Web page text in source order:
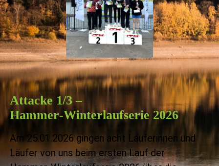
Attacke 1/3 –
Hammer‑Winterlaufserie 2026
Am 25.01.2026 gingen acht Läuferinnen und
Läufer von uns beim ersten Lauf der